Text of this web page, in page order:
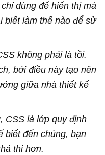
dùng để hiển thị mà
biết làm thế nào để sử
không phải là tồi.
bởi điều này tạo nên
giữa nhà thiết kế
CSS là lớp quy định
biết đến chúng, bạn
thi hơn.